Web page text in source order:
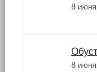
8
8